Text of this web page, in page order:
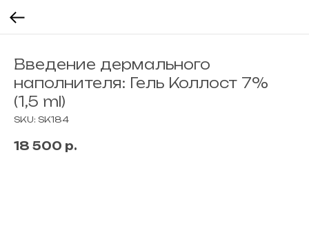
Введение дермального
наполнителя: Гель Коллост 7%
(1,5 ml)
SKU: SK184
18 500 р.